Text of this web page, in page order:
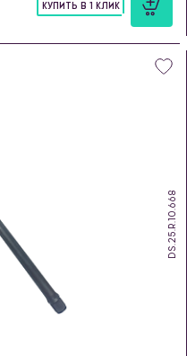
КУПИТЬ В 1 КЛИК
DS.25.R.10.668